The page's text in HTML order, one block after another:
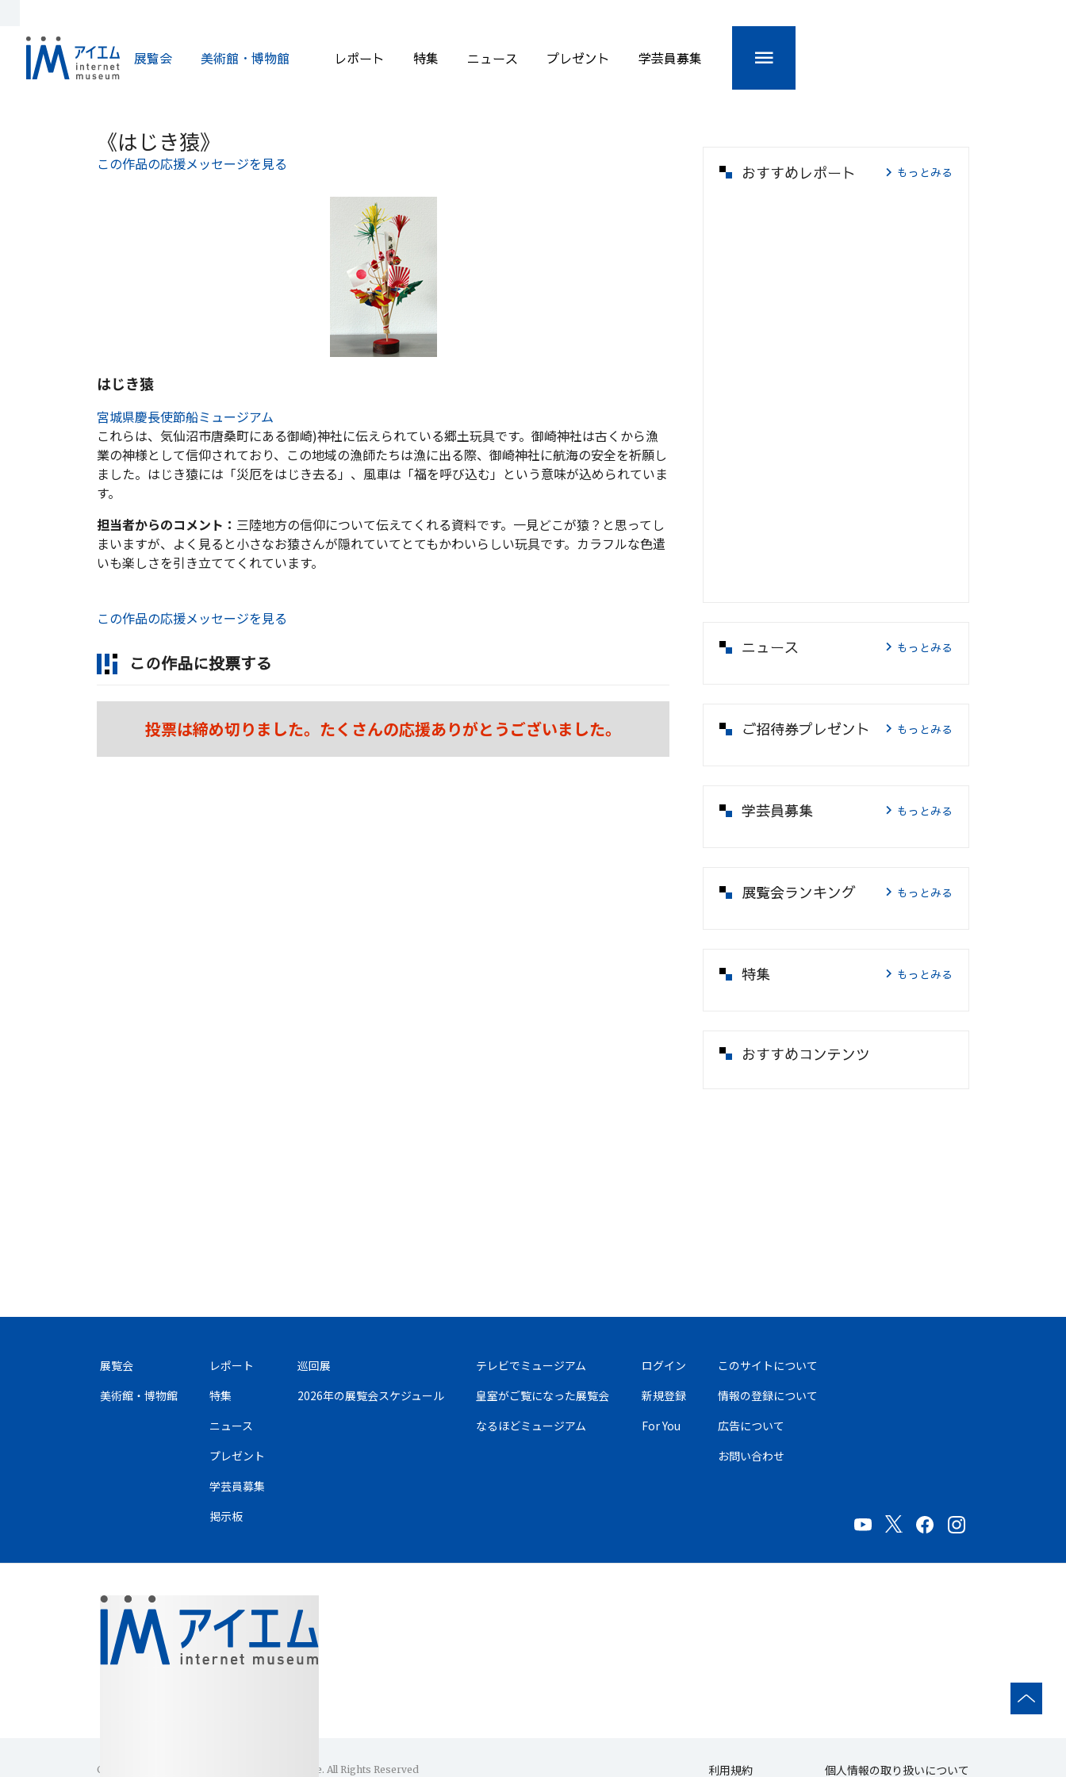
展覧会 美術館・博物館 レポート 特集 ニュース プレゼント 学芸員募集
《はじき猿》
この作品の応援メッセージを見る
はじき猿
宮城県慶長使節船ミュージアム
これらは、気仙沼市唐桑町にある御崎)神社に伝えられている郷土玩具です。御崎神社は古くから漁
業の神様として信仰されており、この地域の漁師たちは漁に出る際、御崎神社に航海の安全を祈願し
ました。はじき猿には「災厄をはじき去る」、風車は「福を呼び込む」という意味が込められていま
す。
担当者からのコメント： 三陸地方の信仰について伝えてくれる資料です。一見どこが猿？と思ってし
まいますが、よく見ると小さなお猿さんが隠れていてとてもかわいらしい玩具です。カラフルな色遣
いも楽しさを引き立ててくれています。
この作品の応援メッセージを見る
この作品に投票する
投票は締め切りました。たくさんの応援ありがとうございました。
おすすめレポート もっとみる
ニュース もっとみる
ご招待券プレゼント もっとみる
学芸員募集 もっとみる
展覧会ランキング もっとみる
特集 もっとみる
おすすめコンテンツ
展覧会
美術館・博物館
レポート
特集
ニュース
プレゼント
学芸員募集
掲示板
巡回展
2026年の展覧会スケジュール
テレビでミュージアム
皇室がご覧になった展覧会
なるほどミュージアム
ログイン
新規登録
For You
このサイトについて
情報の登録について
広告について
お問い合わせ
Copyright(C)1996-2026 Internet Museum Office. All Rights Reserved 利用規約 個人情報の取り扱いについて